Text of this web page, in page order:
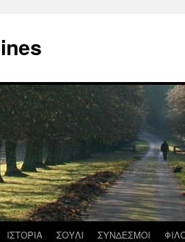
ΙΣΤΟΡΙΑ ΣΟΥΛΙ ΣΥΝΔΕΣΜΟΙ